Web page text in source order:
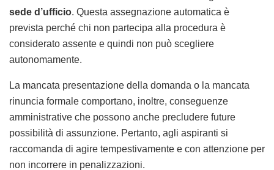
sede d’ufficio. Questa assegnazione automatica è
prevista perché chi non partecipa alla procedura è
considerato assente e quindi non può scegliere
autonomamente.
La mancata presentazione della domanda o la mancata
rinuncia formale comportano, inoltre, conseguenze
amministrative che possono anche precludere future
possibilità di assunzione. Pertanto, agli aspiranti si
raccomanda di agire tempestivamente e con attenzione per
non incorrere in penalizzazioni.